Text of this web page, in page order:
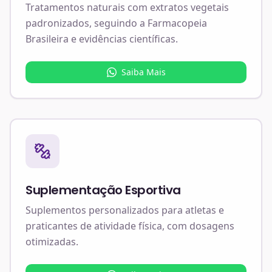
Tratamentos naturais com extratos vegetais
padronizados, seguindo a Farmacopeia
Brasileira e evidências científicas.
Saiba Mais
Suplementação Esportiva
Suplementos personalizados para atletas e
praticantes de atividade física, com dosagens
otimizadas.